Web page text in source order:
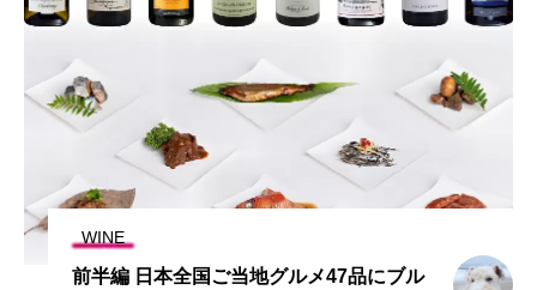
WINE
前半編 日本全国ご当地グルメ47品にブル